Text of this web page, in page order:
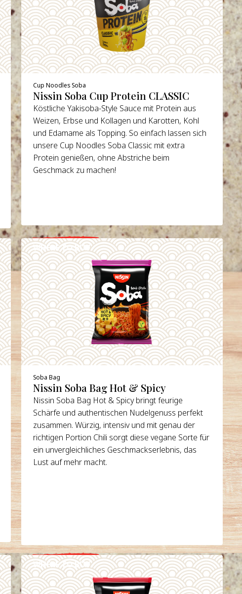
Cup Noodles Soba
Nissin Soba Cup Protein CLASSIC
Köstliche Yakisoba-Style Sauce mit Protein aus
Weizen, Erbse und Kollagen und Karotten, Kohl
und Edamame als Topping. So einfach lassen sich
unsere Cup Noodles Soba Classic mit extra
Protein genießen, ohne Abstriche beim
Geschmack zu machen!
WHERE TO BUY
DETAILS
Soba Bag
Nissin Soba Bag Hot & Spicy
Nissin Soba Bag Hot & Spicy bringt feurige
Schärfe und authentischen Nudelgenuss perfekt
zusammen. Würzig, intensiv und mit genau der
richtigen Portion Chili sorgt diese vegane Sorte für
ein unvergleichliches Geschmackserlebnis, das
Lust auf mehr macht.
WHERE TO BUY
DETAILS